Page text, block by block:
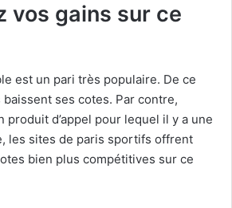
vos gains sur ce
est un pari très populaire. De ce
ses cotes. Par contre,
produit d’appel pour lequel il y a une
les sites de paris sportifs offrent
bien plus compétitives sur ce